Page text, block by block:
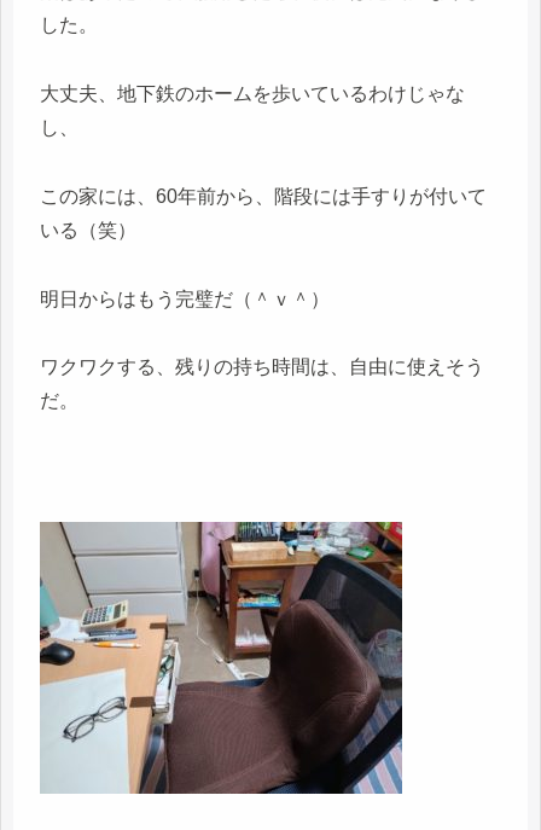
した。
大丈夫、地下鉄のホームを歩いているわけじゃな
し、
この家には、60年前から、階段には手すりが付いて
いる（笑）
明日からはもう完璧だ（＾ｖ＾）
ワクワクする、残りの持ち時間は、自由に使えそう
だ。